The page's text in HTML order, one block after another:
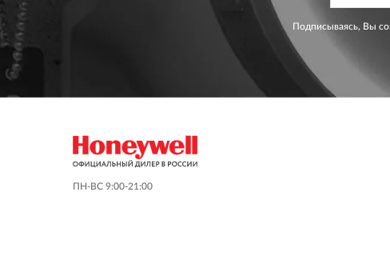
Подписываясь, Вы
ПН-ВС 9:00-21:00